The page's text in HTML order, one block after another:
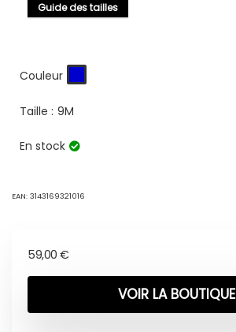
Guide des tailles
Couleur
Taille : 9M
En stock
EAN: 3143169321016
59,00 €
VOIR LA BOUTIQUE